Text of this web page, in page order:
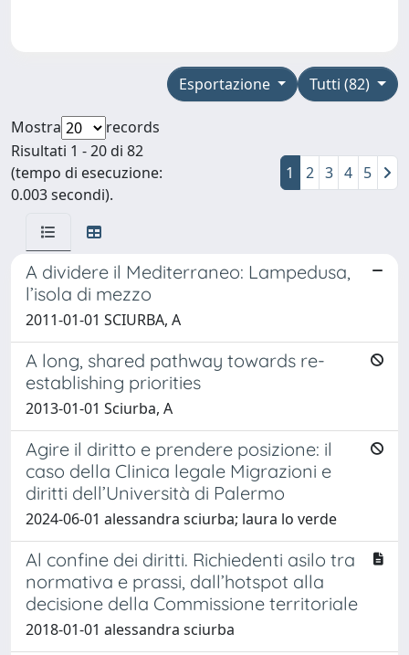
Tutti (82)
Esportazione
Mostra
records
Risultati 1 - 20 di 82
(tempo di esecuzione:
0.003 secondi).
1 2 3 4 5
A dividere il Mediterraneo: Lampedusa,
l’isola di mezzo
2011-01-01 SCIURBA, A
A long, shared pathway towards re-
establishing priorities
2013-01-01 Sciurba, A
Agire il diritto e prendere posizione: il
caso della Clinica legale Migrazioni e
diritti dell’Università di Palermo
2024-06-01 alessandra sciurba; laura lo verde
Al confine dei diritti. Richiedenti asilo tra
normativa e prassi, dall’hotspot alla
decisione della Commissione territoriale
2018-01-01 alessandra sciurba